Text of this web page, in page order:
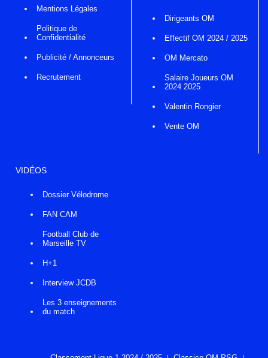
Mentions Légales
Politique de
Confidentialité
Publicité / Annonceurs
Recrutement
Dirigeants OM
Effectif OM 2024 / 2025
OM Mercato
Salaire Joueurs OM
2024 2025
Valentin Rongier
Vente OM
VIDÉOS
Dossier Vélodrome
FAN CAM
Football Club de
Marseille TV
H+1
Interview JCDB
Les 3 enseignements
du match